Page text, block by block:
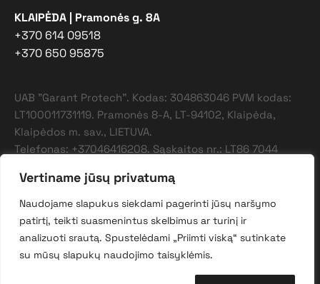
Vertiname jūsų privatumą
Naudojame slapukus siekdami pagerinti jūsų naršymo
patirtį, teikti suasmenintus skelbimus ar turinį ir
analizuoti srautą. Spustelėdami „Priimti viską“ sutinkate
su mūsų slapukų naudojimo taisyklėmis.
KLAIPĖDA | Pramonės g. 8A
+370 614 09518
+370 650 95875
UAB "Garant Protech". Kodas: 304863046 PVM kodas:
LT100011731119. Pramonės 8-A, LT-94102, Klaipėda,
Klaipėdos m. sav., LIETUVA.
Telefonas: +37046416208. Sąskaitos nr.: LT86 7044
SWIFT: CBVILT2X.
© 2026 UAB "Garant Protech". Be UAB "Garant Protech"
sutikimo draudžiama kopijuoti ir platinti svetainėje esančią
informaciją
protech@garant.eu